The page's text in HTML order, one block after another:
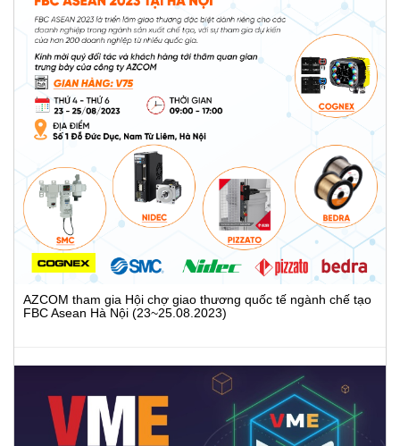
AZCOM tham gia Hội chợ giao thương quốc tế ngành chế tạo
FBC Asean Hà Nội (23~25.08.2023)